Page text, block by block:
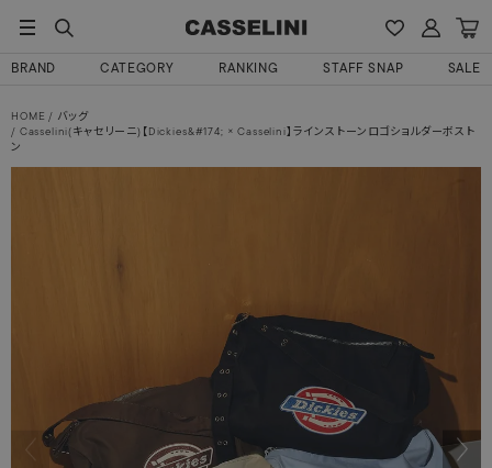
BRAND CATEGORY RANKING STAFF SNAP SALE
HOME
バッグ
Casselini(キャセリーニ)【Dickies&#174; × Casselini】ラインストーンロゴショルダーボスト
ン